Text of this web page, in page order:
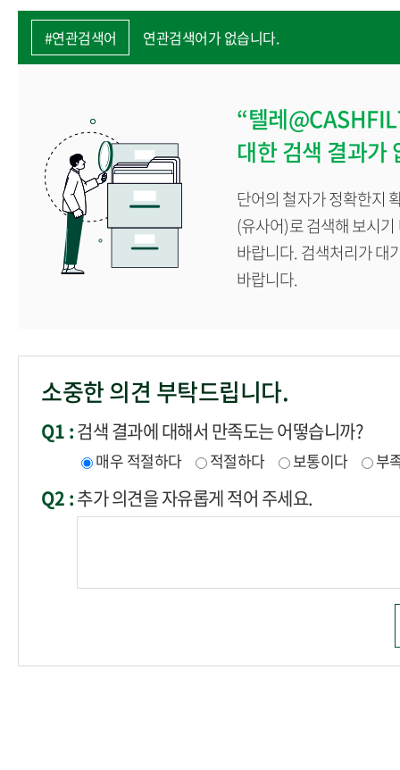
#연관검색어 연관검색어가 없습니다.
“텔레
대한 검색 결과가
단어의 철자가 정확한지
(유사어)로 검색해 보시
바랍니다. 검색처리가 대
바랍니다.
소중한 의견 부탁드립니다.
Q1 :검색 결과에 대해서 만족도는 어떻습니까?
매우 적절하다 적절하다 보통이다 부
Q2 :추가 의견을 자유롭게 적어 주세요.